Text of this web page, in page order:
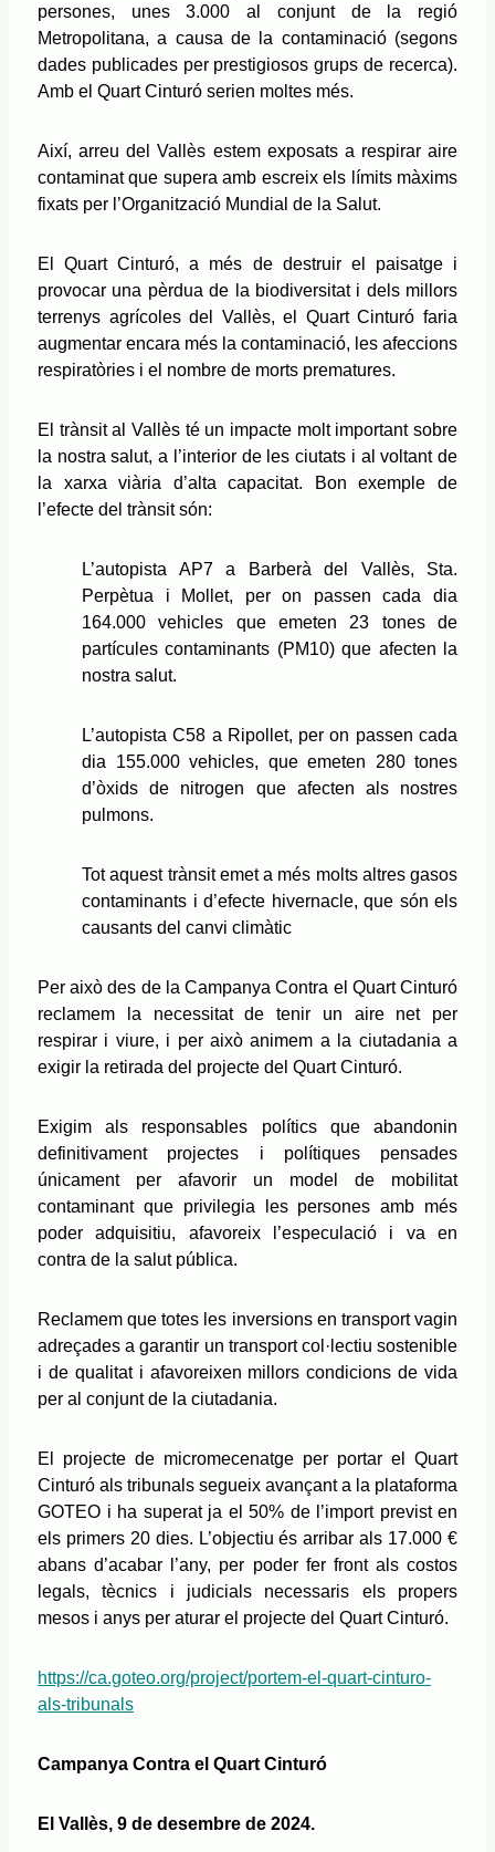
persones, unes 3.000 al conjunt de la regió
Metropolitana, a causa de la contaminació (segons
dades publicades per prestigiosos grups de recerca).
Amb el Quart Cinturó serien moltes més.
Així, arreu del Vallès estem exposats a respirar aire
contaminat que supera amb escreix els límits màxims
fixats per l’Organització Mundial de la Salut.
El Quart Cinturó, a més de destruir el paisatge i
provocar una pèrdua de la biodiversitat i dels millors
terrenys agrícoles del Vallès, el Quart Cinturó faria
augmentar encara més la contaminació, les afeccions
respiratòries i el nombre de morts prematures.
El trànsit al Vallès té un impacte molt important sobre
la nostra salut, a l’interior de les ciutats i al voltant de
la xarxa viària d’alta capacitat. Bon exemple de
l’efecte del trànsit són:
L’autopista AP7 a Barberà del Vallès, Sta.
Perpètua i Mollet, per on passen cada dia
164.000 vehicles que emeten 23 tones de
partícules contaminants (PM10) que afecten la
nostra salut.
L’autopista C58 a Ripollet, per on passen cada
dia 155.000 vehicles, que emeten 280 tones
d’òxids de nitrogen que afecten als nostres
pulmons.
Tot aquest trànsit emet a més molts altres gasos
contaminants i d’efecte hivernacle, que són els
causants del canvi climàtic
Per això des de la Campanya Contra el Quart Cinturó
reclamem la necessitat de tenir un aire net per
respirar i viure, i per això animem a la ciutadania a
exigir la retirada del projecte del Quart Cinturó.
Exigim als responsables polítics que abandonin
definitivament projectes i polítiques pensades
únicament per afavorir un model de mobilitat
contaminant que privilegia les persones amb més
poder adquisitiu, afavoreix l’especulació i va en
contra de la salut pública.
Reclamem que totes les inversions en transport vagin
adreçades a garantir un transport col·lectiu sostenible
i de qualitat i afavoreixen millors condicions de vida
per al conjunt de la ciutadania.
El projecte de micromecenatge per portar el Quart
Cinturó als tribunals segueix avançant a la plataforma
GOTEO i ha superat ja el 50% de l’import previst en
els primers 20 dies. L’objectiu és arribar als 17.000 €
abans d’acabar l’any, per poder fer front als costos
legals, tècnics i judicials necessaris els propers
mesos i anys per aturar el projecte del Quart Cinturó.
https://ca.goteo.org/project/portem-el-quart-cinturo-
als-tribunals
Campanya Contra el Quart Cinturó
El Vallès, 9 de desembre de 2024.